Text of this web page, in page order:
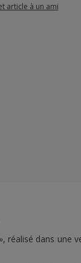
article à un ami
dans une